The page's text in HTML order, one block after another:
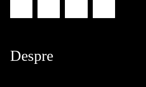
Despre